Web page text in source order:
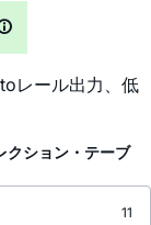
レール出力、低
クション・テーブ
11